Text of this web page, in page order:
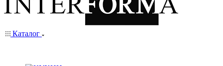
Каталог